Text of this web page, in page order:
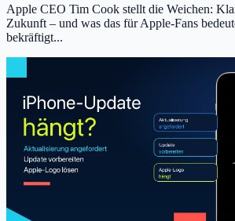
Apple CEO Tim Cook stellt die Weichen:
Zukunft – und was das für Apple-Fans
bekräftigt...